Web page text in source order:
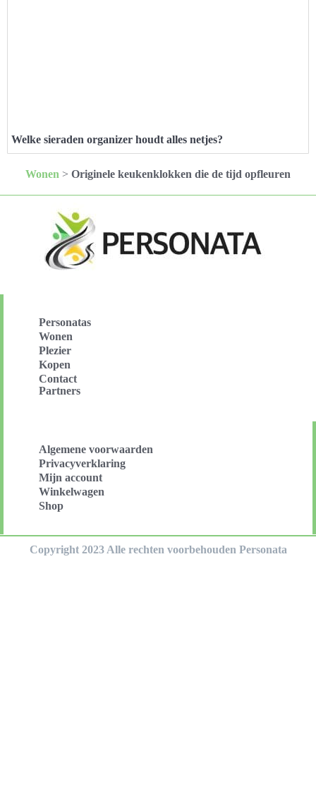
Welke sieraden organizer houdt alles netjes?
Wonen > Originele keukenklokken die de tijd opfleuren
Personatas
Wonen
Plezier
Kopen
Contact
Partners
Algemene voorwaarden
Privacyverklaring
Mijn account
Winkelwagen
Shop
Copyright 2023 Alle rechten voorbehouden Personata